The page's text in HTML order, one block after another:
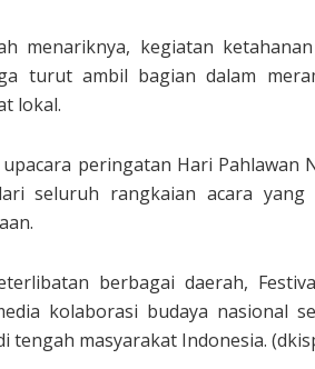
menariknya, kegiatan
turut ambil bagian dalam
lokal.
peringatan Hari
seluruh rangkaian acara
berbagai daerah,
kolaborasi budaya nasional
tengah masyarakat Indonesia.